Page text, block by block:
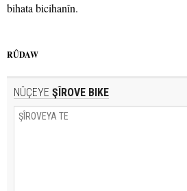
bihata bicihanîn.
RÛDAW
NÛÇEYE ŞÎROVE BIKE